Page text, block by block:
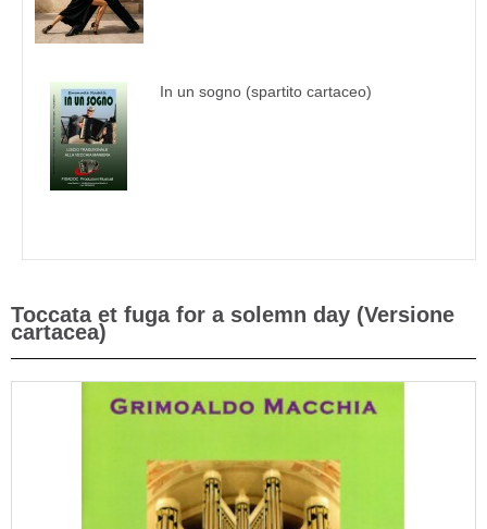
In un sogno (spartito cartaceo)
Toccata et fuga for a solemn day (Versione
cartacea)